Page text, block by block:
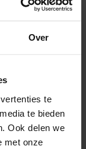
Over
te
te bieden
Ook delen we
met onze